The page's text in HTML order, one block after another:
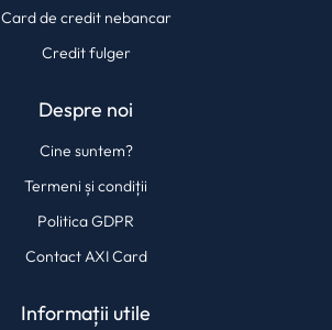
Card de credit nebancar
Credit fulger
Despre noi
Cine suntem?
Termeni și condiții
Politica GDPR
Contact AXI Card
Informații utile